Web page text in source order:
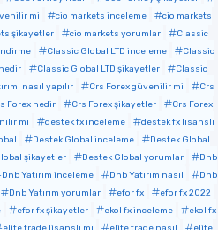
mi cio markets inceleme
cio markets
şikayetler cio markets yorumlar
Classic
Classic Global LTD inceleme
Classic
Classic Global LTD şikayetler
Classic
nasıl yapılır Crs Forex güvenilir mi
Crs
Forex nedir Crs Forex şikayetler
Crs Forex
mi destek fx inceleme
destek fx lisanslı
Destek Global inceleme
Destek Global
şikayetler Destek Global yorumlar
Dnb
Dnb Yatırım inceleme Dnb Yatırım nasıl
Dnb
Dnb Yatırım yorumlar efor fx
efor fx 2022
efor fx şikayetler ekol fx inceleme
ekol fx